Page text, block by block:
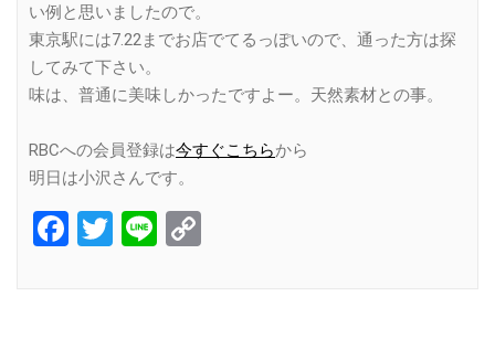
い例と思いましたので。
東京駅には7.22までお店でてるっぽいので、通った方は探
してみて下さい。
味は、普通に美味しかったですよー。天然素材との事。
RBCへの会員登録は今すぐこちらから
明日は小沢さんです。
Facebook
Twitter
Line